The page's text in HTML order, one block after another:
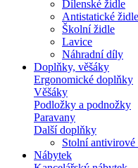
Dílenské židle
Antistatické židle
Školní židle
Lavice
Náhradní díly
Doplňky, věšáky
Ergonomické doplňky
Věšáky
Podložky a podnožky
Paravany
Další doplňky
Stolní
Nábytek